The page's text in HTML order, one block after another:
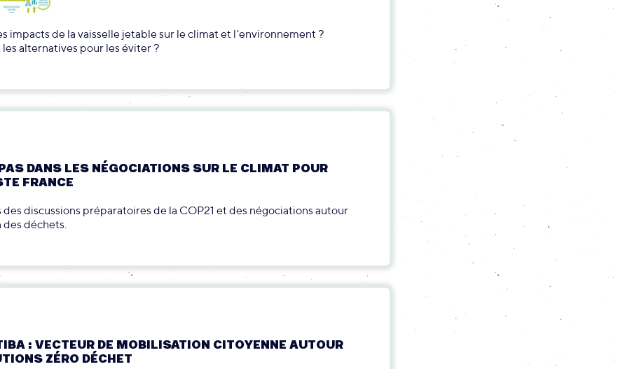
impacts de la vaisselle jetable sur le climat et l'environnement ?
alternatives pour les éviter ?
DANS LES NÉGOCIATIONS SUR LE CLIMAT POUR
FRANCE
des discussions préparatoires de la COP21 et des négociations autour
des déchets.
: VECTEUR DE MOBILISATION CITOYENNE AUTOUR
ZÉRO DÉCHET